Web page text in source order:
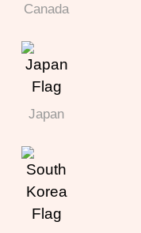
Canada
Japan